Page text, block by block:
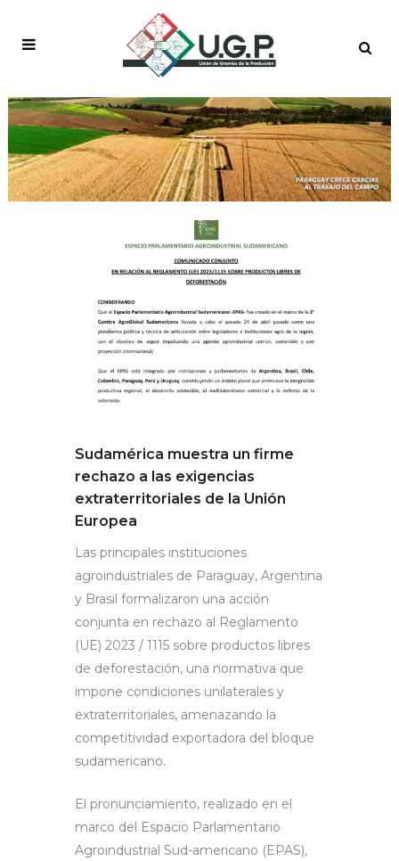
Sudamérica muestra un firme
rechazo a las exigencias
extraterritoriales de la Unión
Europea
Las principales instituciones
agroindustriales de Paraguay, Argentina
y Brasil formalizaron una acción
conjunta en rechazo al Reglamento
(UE) 2023 / 1115 sobre productos libres
de deforestación, una normativa que
impone condiciones unilaterales y
extraterritoriales, amenazando la
competitividad exportadora del bloque
sudamericano.
El pronunciamiento, realizado en el
marco del Espacio Parlamentario
Agroindustrial Sud-americano (EPAS),